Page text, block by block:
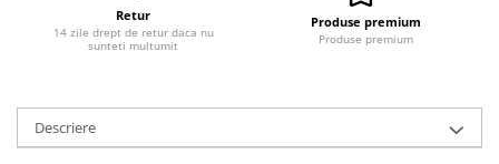
Ciocane Miniatura
Dispozitive Bratari
Retur
14 zile drept de retur daca nu
sunteti multumit
Produse premium
Produse premium
Descriere